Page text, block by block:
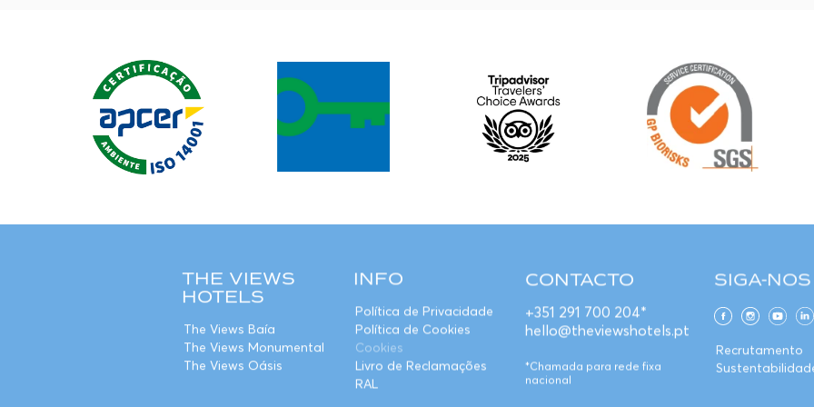
THE VIEWS
HOTELS
The Views Baía
The Views Monumental
The Views Oásis
INFO
Política de Privacidade
Política de Cookies
Cookies
Livro de Reclamações
RAL
CONTACTO
+351 291 700 204*
hello@theviewshotels.pt
*Chamada para rede fixa
nacional
SIGA-NOS
Recrutamento